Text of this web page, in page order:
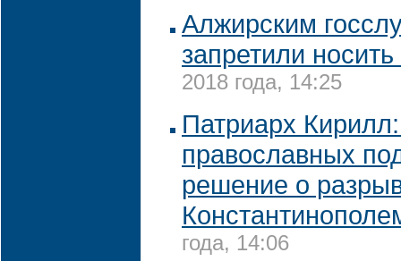
Алжирским
запретили
2018 года, 14:25
Патриарх
православных
решение о
года, 14:06